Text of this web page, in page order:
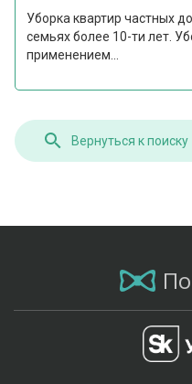
Уборка квартир частных
семьях более 10-ти лет.
применением...
Вернуться к поиску